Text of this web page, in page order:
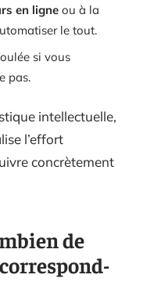
en ligne ou à la
le tout.
si vous
pas.
intellectuelle,
l’effort
concrètement
de